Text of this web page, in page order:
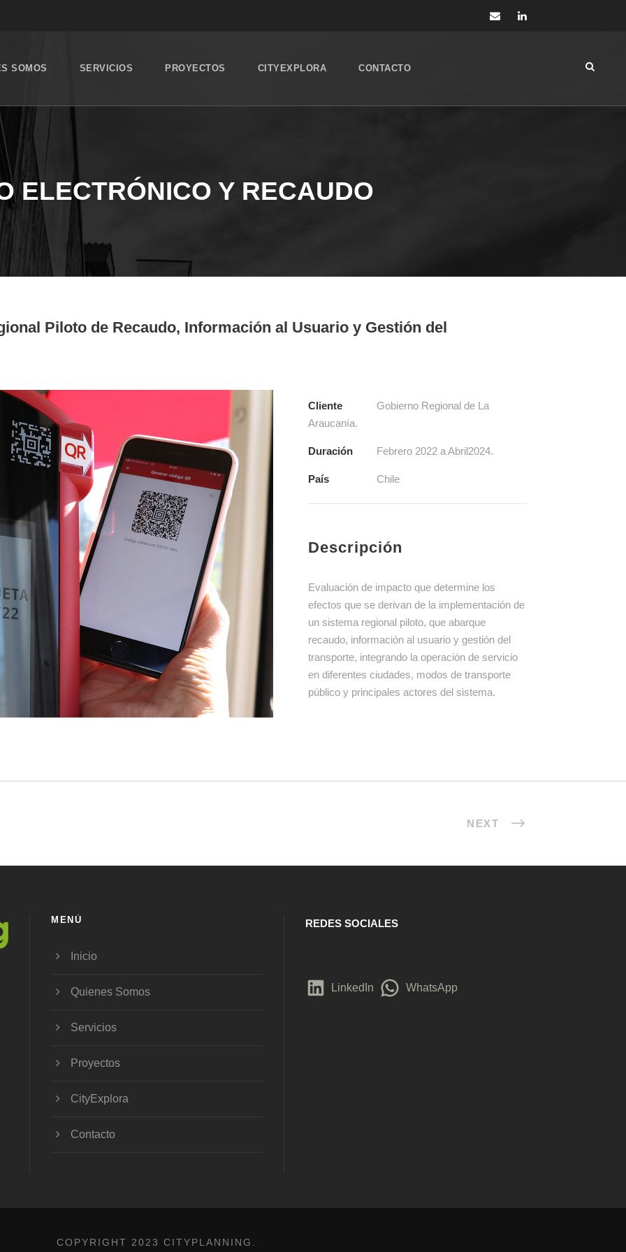
SOMOS SERVICIOS PROYECTOS CITYEXPLORA CONTACTO
ELECTRÓNICO Y RECAUDO
Piloto de Recaudo, Información al Usuario y Gestión del
Cliente
Gobierno Regional de La
Araucanía.
Duración Febrero 2022 a Abril2024.
País Chile
Descripción
Evaluación de impacto que determine los
efectos que se derivan de la implementación de
un sistema regional piloto, que abarque
recaudo, información al usuario y gestión del
transporte, integrando la operación de servicio
en diferentes ciudades, modos de transporte
público y principales actores del sistema.
NEXT
MENÚ
Inicio
Quienes Somos
Servicios
Proyectos
CityExplora
Contacto
REDES SOCIALES
LinkedIn WhatsApp
COPYRIGHT 2023 CITYPLANNING.